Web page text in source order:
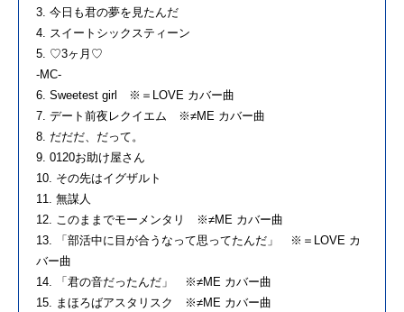
3. 今日も君の夢を見たんだ
4. スイートシックスティーン
5. ♡3ヶ月♡
-MC-
6. Sweetest girl ※＝LOVE カバー曲
7. デート前夜レクイエム ※≠ME カバー曲
8. だだだ、だって。
9. 0120お助け屋さん
10. その先はイグザルト
11. 無謀人
12. このままでモーメンタリ ※≠ME カバー曲
13. 「部活中に目が合うなって思ってたんだ」 ※＝LOVE カ
バー曲
14. 「君の音だったんだ」 ※≠ME カバー曲
15. まほろばアスタリスク ※≠ME カバー曲